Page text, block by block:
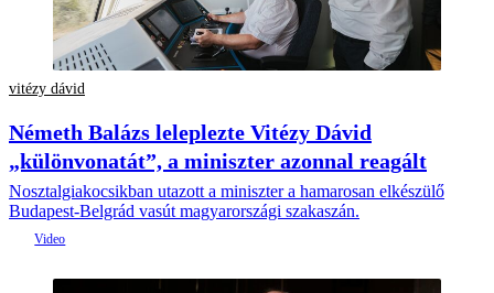
vitézy dávid
Németh Balázs leleplezte Vitézy Dávid
„különvonatát”, a miniszter azonnal reagált
Nosztalgiakocsikban utazott a miniszter a hamarosan elkészülő
Budapest-Belgrád vasút magyarországi szakaszán.